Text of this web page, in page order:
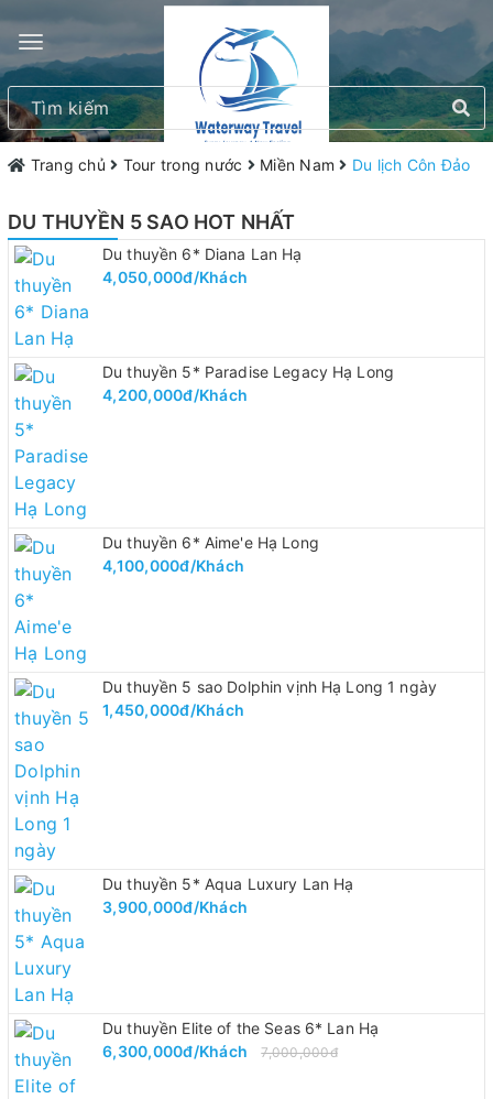
Trang chủ Tour trong nước Miền Nam Du lịch Côn Đảo
DU THUYỀN 5 SAO HOT NHẤT
Du thuyền 6* Diana Lan Hạ
4,050,000đ/Khách
Du thuyền 5* Paradise Legacy Hạ Long
4,200,000đ/Khách
Du thuyền 6* Aime'e Hạ Long
4,100,000đ/Khách
Du thuyền 5 sao Dolphin vịnh Hạ Long 1 ngày
1,450,000đ/Khách
Du thuyền 5* Aqua Luxury Lan Hạ
3,900,000đ/Khách
Du thuyền Elite of the Seas 6* Lan Hạ
6,300,000đ/Khách
7,000,000đ